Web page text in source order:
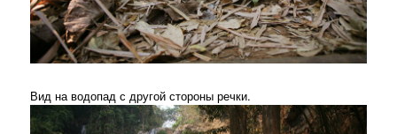
Вид на водопад с другой стороны речки.